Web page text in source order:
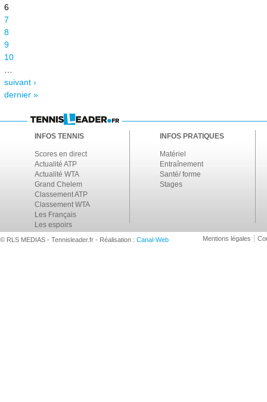
6
7
8
9
10
suivant ›
dernier »
INFOS TENNIS
Scores en direct
Actualité ATP
Actualité WTA
Grand Chelem
Classement ATP
Classement WTA
Les Français
Les espoirs
INFOS PRATIQUES
Matériel
Entraînement
Santé/ forme
Stages
© RLS MEDIAS - Tennisleader.fr - Réalisation : Canal-Web Mentions légales